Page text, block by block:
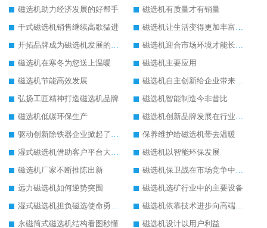
磁选机助力经济发展的好帮手
磁选机有质量才有销量
干式磁选机销售继续高歌猛进
磁选机让生活变得更加丰富多彩
开拓品牌成为磁选机发展的有效武器
磁选机迎合市场环境才能长远发展
磁选机在寒冬为您送上温暖
磁选机主要应用
磁选机节能高效发展
磁选机自主创新给企业带来了阳光
弘扬工匠精神打造磁选机品牌
磁选机智能制造今非昔比
磁选机低碳环保生产
磁选机创新品牌发展在行业的顶端
驱动创新除铁器企业掀起了发展风暴
保养维护给磁选机带去温暖
湿式磁选机借助客户平台大放异彩
磁选机以智能环保发展
磁选机厂家不断推陈出新
磁选机保卫战在市场竞争中打响
远力磁选机如何逆势突围
磁选机选矿行业中的主要设备
湿式磁选机担负磁选使命勇往直前
磁选机依靠技术进步向高端转型
永磁筒式磁选机结构看图秒懂
磁选机设计以用户利益